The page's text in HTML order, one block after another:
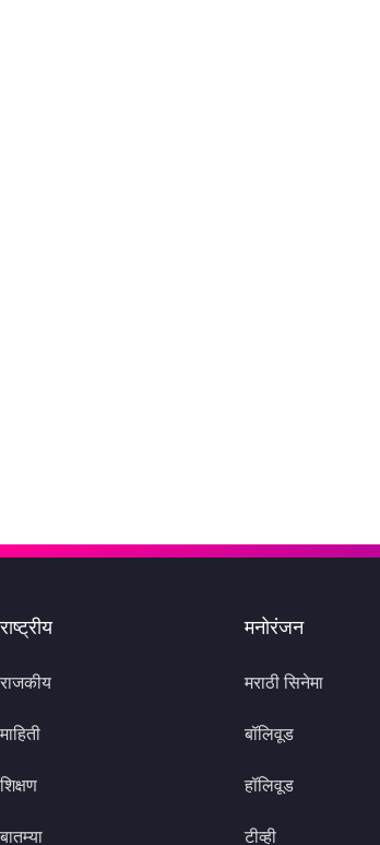
राष्ट्रीय
राजकीय
माहिती
शिक्षण
बातम्या
मनोरंजन
मराठी सिनेमा
बॉलिवूड
हॉलिवूड
टीव्ही